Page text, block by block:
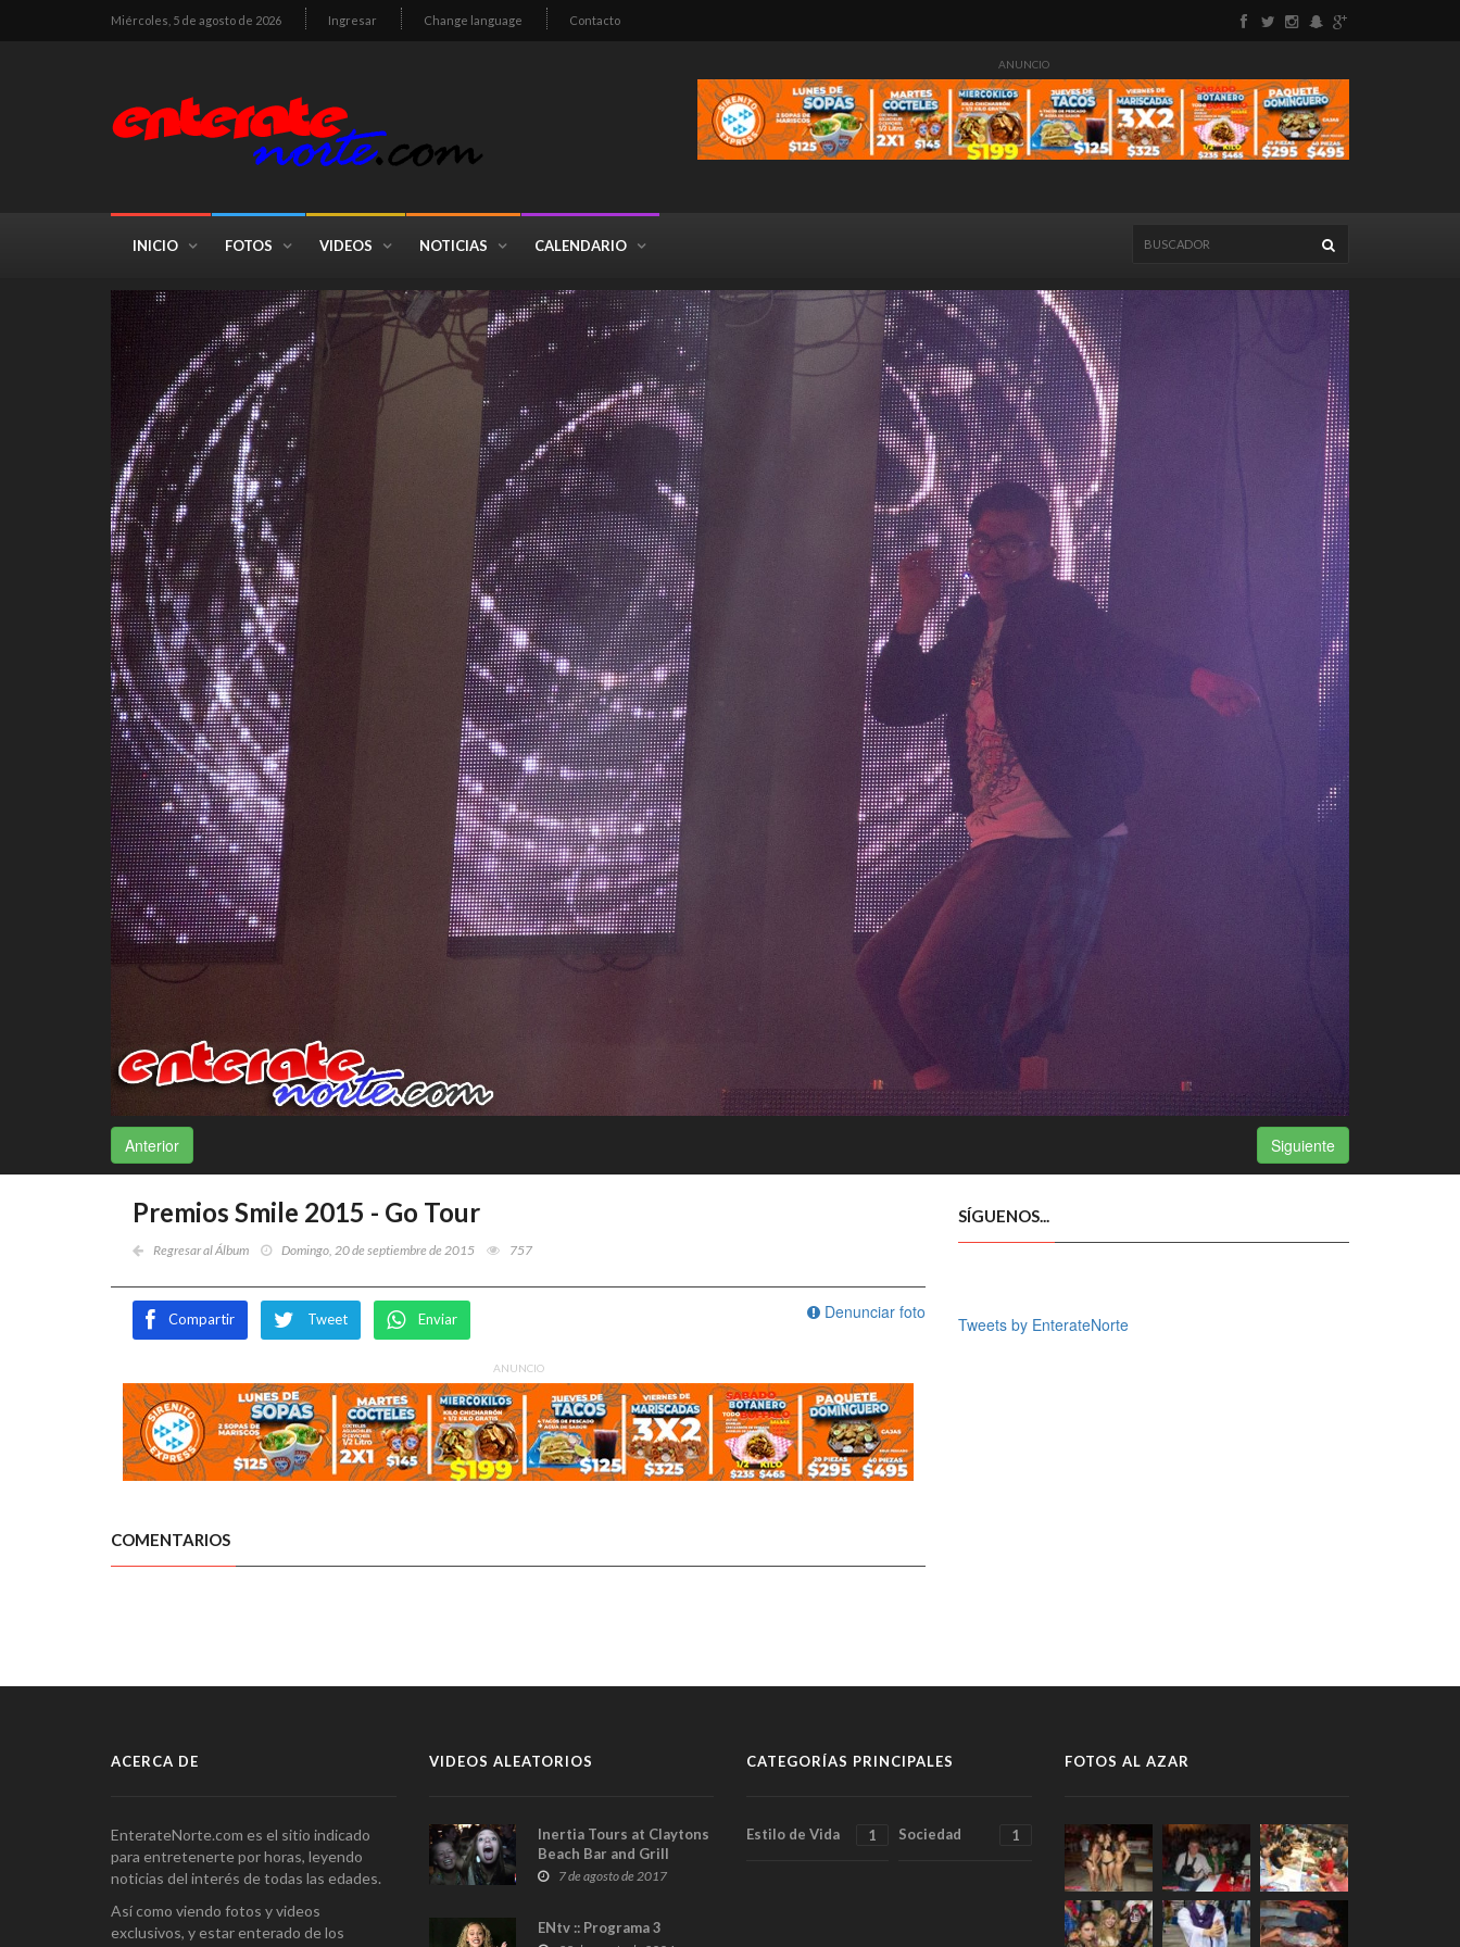
Miércoles, 5 de agosto de 2026 Ingresar Change language Contacto
ANUNCIO
INICIO FOTOS VIDEOS NOTICIAS CALENDARIO
Anterior Siguiente
Premios Smile 2015 - Go Tour
Regresar al Álbum Domingo, 20 de septiembre de 2015 757
Denunciar foto
Compartir Tweet Enviar
ANUNCIO
COMENTARIOS
SÍGUENOS...
Tweets by EnterateNorte
ACERCA DE
EnterateNorte.com es el sitio indicado
para entretenerte por horas, leyendo
noticias del interés de todas las edades.
Así como viendo fotos y videos
exclusivos, y estar enterado de los
VIDEOS ALEATORIOS
Inertia Tours at Claytons
Beach Bar and Grill
7 de agosto de 2017
ENtv :: Programa 3
CATEGORÍAS PRINCIPALES
Estilo de Vida 1 Sociedad 1
FOTOS AL AZAR